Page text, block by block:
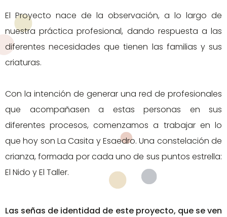
El Proyecto nace de la observación, a lo largo de
nuestra práctica profesional, dando respuesta a las
diferentes necesidades que tienen las familias y sus
criaturas.
Con la intención de generar una red de profesionales
que acompañasen a estas personas en sus
diferentes procesos, comenzamos a trabajar en lo
que hoy son La Casita y Esaedro. Una constelación de
crianza, formada por cada uno de sus puntos estrella:
El Nido y El Taller.
Las señas de identidad de este proyecto, que se ven